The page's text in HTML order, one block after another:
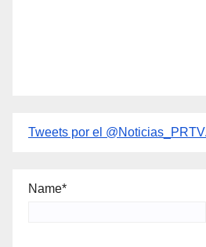
Tweets por el @Noticias_PRTV.
Name*